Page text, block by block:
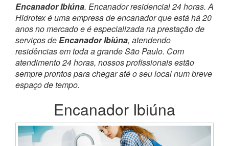
Encanador Ibiúna. Encanador residencial 24 horas. A
Hidrotex é uma empresa de encanador que está há 20
anos no mercado e é especializada na prestação de
serviços deEncanador Ibiúna, atendendo
residências em toda a grande São Paulo. Com
atendimento 24 horas, nossos profissionais estão
sempre prontos para chegar até o seu local num breve
espaço de tempo.
Encanador Ibiúna